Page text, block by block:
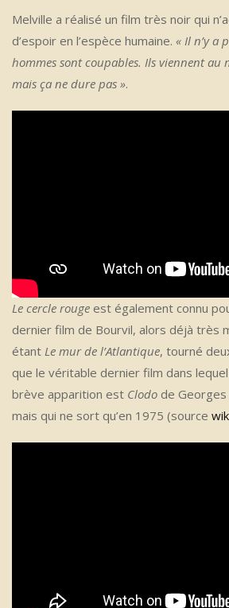
Melville a réalisé un film très noir qui
d’espoir en l’espèce humaine. « Il n’y a
hommes sont coupables. Ils viennent au
mais ça ne dure pas ».
Le cercle rouge est également connu
dernier film de Bourvil, alors déjà très
étant Le mur de l’Atlantique, tourné
que le véritable dernier film dans
brève apparition est Clodo de
mais qui ne sort qu’en 1975 (source